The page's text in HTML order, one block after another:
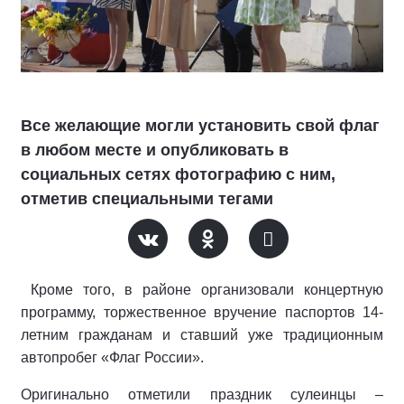
Все желающие могли установить свой флаг
в любом месте и опубликовать в
социальных сетях фотографию с ним,
отметив специальными тегами
Кроме того, в районе организовали концертную
программу, торжественное вручение паспортов 14-
летним гражданам и ставший уже традиционным
автопробег «Флаг России».
Оригинально отметили праздник сулеинцы –